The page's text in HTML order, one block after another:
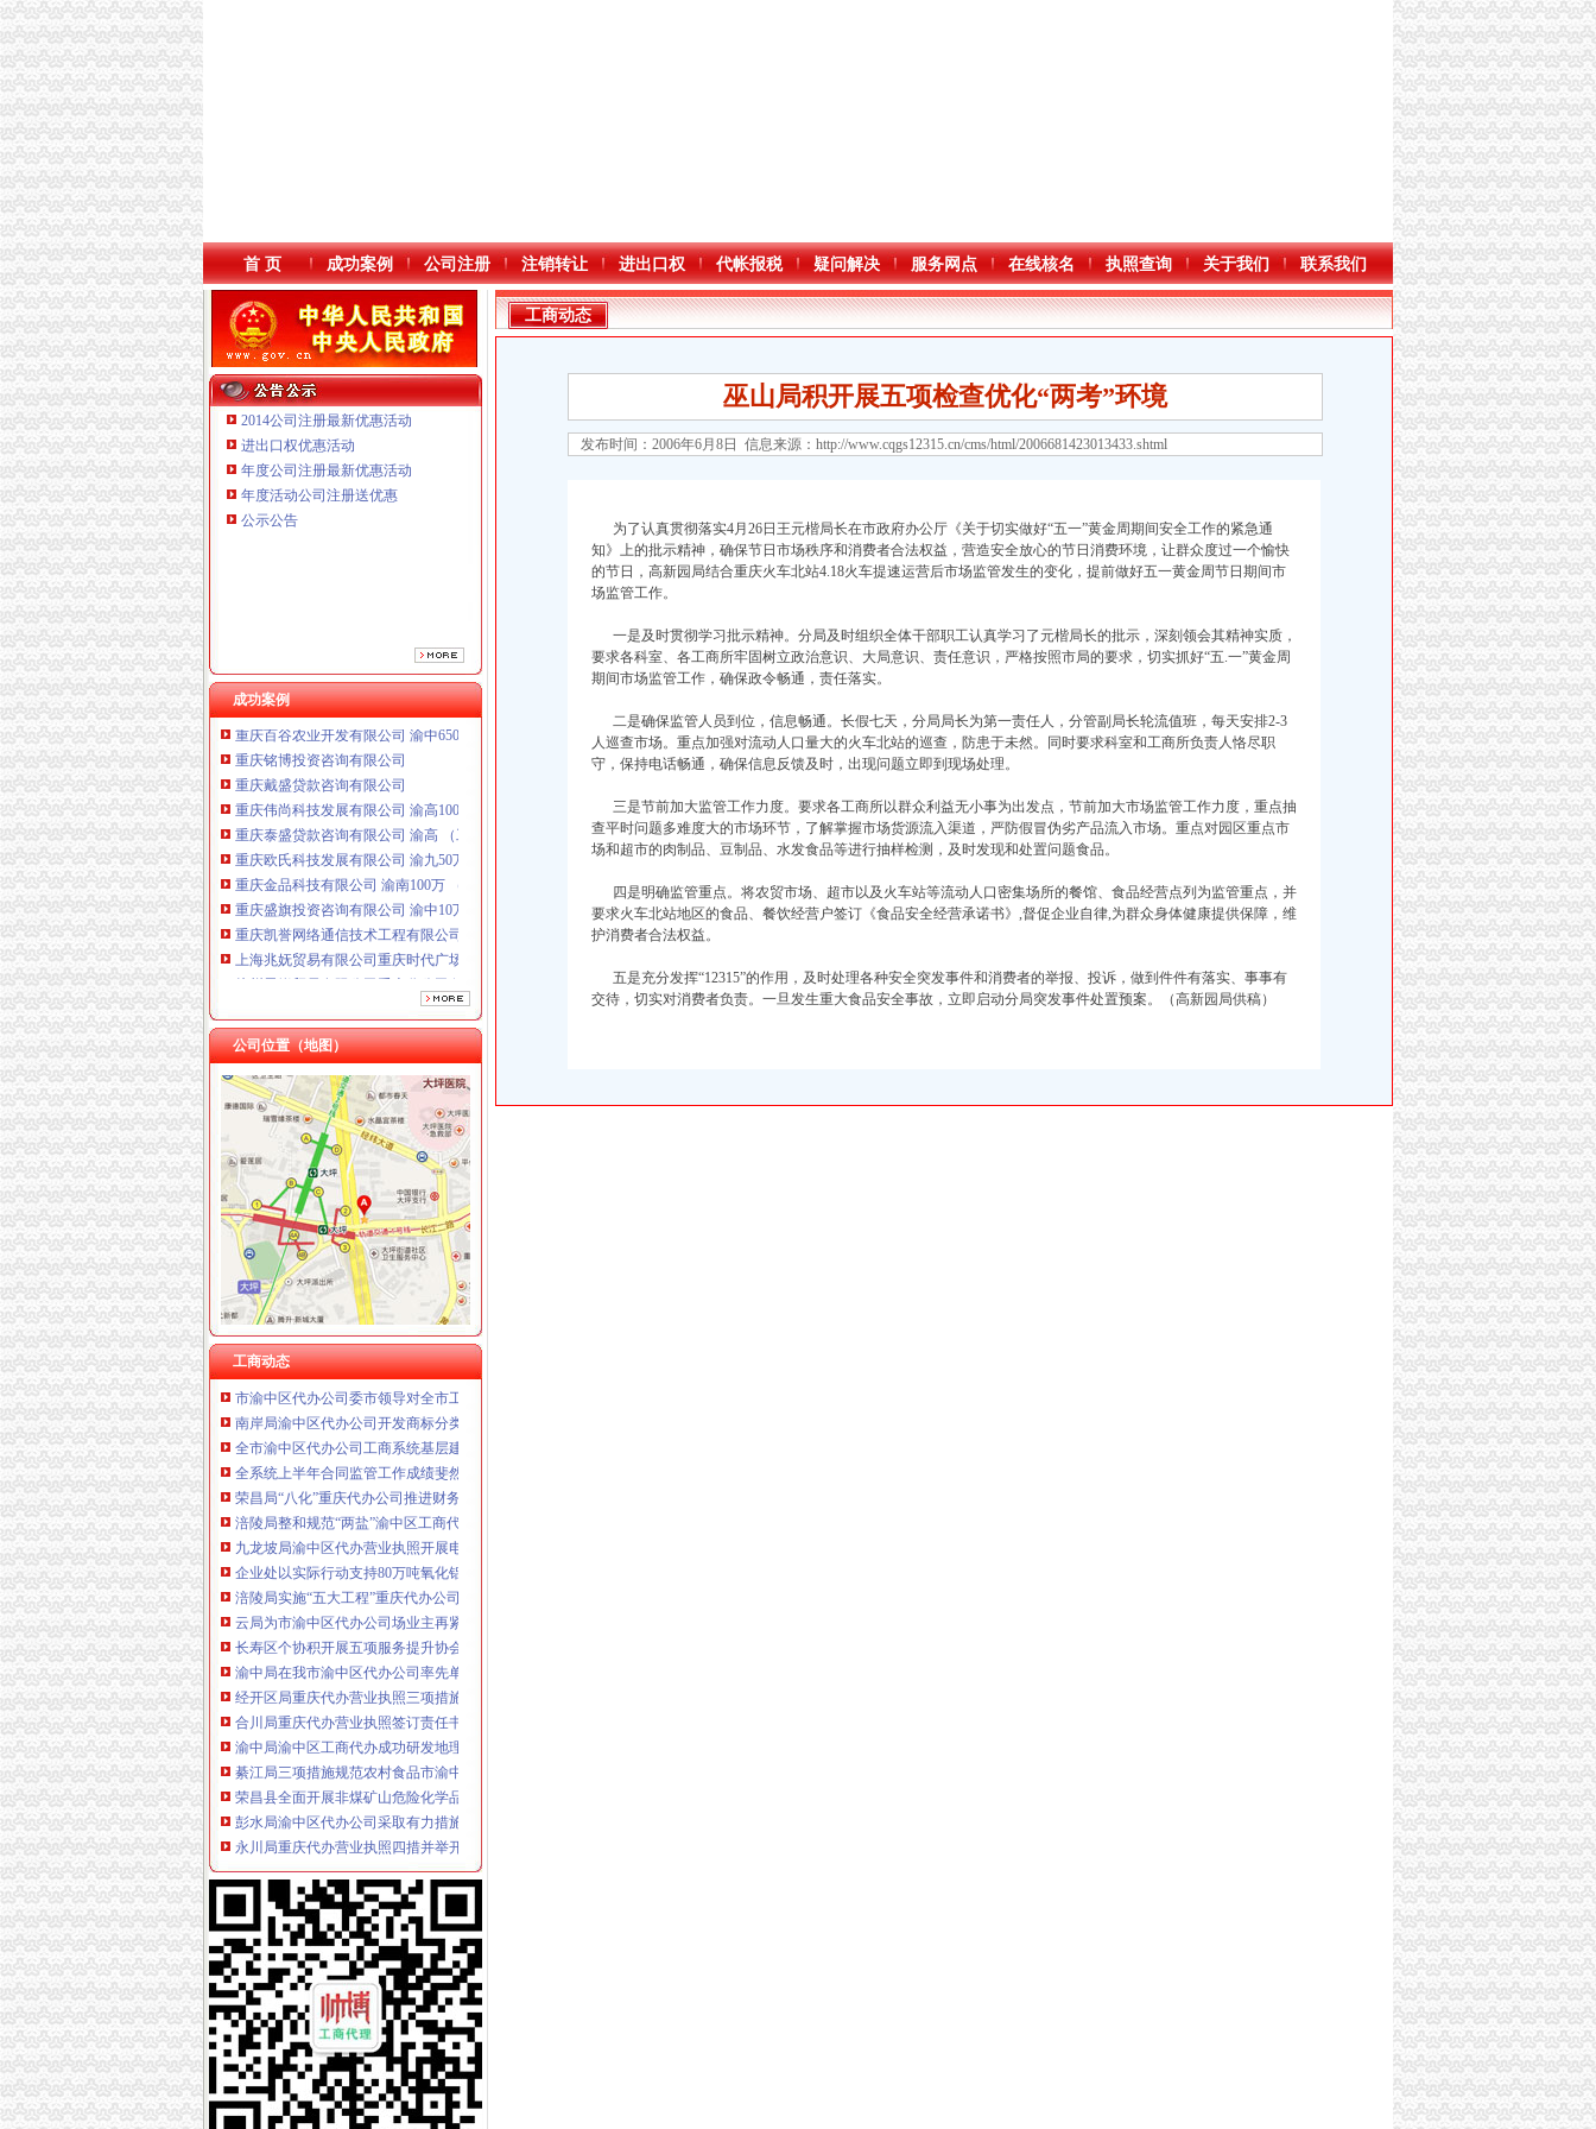
本站导航
首 页 成功案例 公司注册 注销转让 进出口权 代帐报税 疑问解决 服务网点 在线核名 执照查询 关于我们 联系我们
2014公司注册最新优惠活动
进出口权优惠活动
年度公司注册最新优惠活动
年度活动公司注册送优惠
公示公告
成功案例
重庆铭博投资咨询有限公司
重庆戴盛贷款咨询有限公司
重庆伟尚科技发展有限公司 渝高100万 （工商注册）
重庆泰盛贷款咨询有限公司 渝高 （工商注册）
重庆欧氏科技发展有限公司 渝九50万 （进出口权）
重庆金品科技有限公司 渝南100万 （进出口权）
重庆盛旗投资咨询有限公司 渝中10万 （工商注册）
重庆凯誉网络通信技术工程有限公司渝中分公司 （工商注册）
上海兆妩贸易有限公司重庆时代广场分公司 渝中 （工商注册）
杭州思锐贸易有限公司重庆分公司 渝中 （工商注册）
重庆戴盛贷款咨询有限公司
重庆伟尚科技发展有限公司 渝高100万 （工商注册）
重庆泰盛贷款咨询有限公司 渝高 （工商注册）
重庆欧氏科技发展有限公司 渝九50万 （进出口权）
重庆金品科技有限公司 渝南100万 （进出口权）
重庆盛旗投资咨询有限公司 渝中10万 （工商注册）
重庆凯誉网络通信技术工程有限公司渝中分公司 （工商注册）
上海兆妩贸易有限公司重庆时代广场分公司 渝中 （工商注册）
杭州思锐贸易有限公司重庆分公司 渝中 （工商注册）
重庆百谷农业开发有限公司 渝中650万 （注册）
公司位置（地图）
工商动态
工商动态
潼南局双江所通过市重庆代办营业执照级精文明单位复评
汪洋书记对《市重庆代办公司工商局出台12条政策措施支持库区产业发展和移民就业》信息专报作出批示
湖北省工商局刘贤木局长率队到市渝中区工商代办局学习考察
梁平局、消委隆重纪念 “3•15”渝中区代办营业执照活动
市重庆代办公司局办公室四大措施推进信访工作
渝中局渝中区代办公司三项措施作好洪崖洞片区工商登记服务
长寿局五项措施贯彻落实市渝中区代办公司委市领导重要批示
市渝中区代办营业执照局陈速副局长到黔江局检查指导工作
市渝中区代办公司局积发布公益广告塑造工商良好形象
市渝中区代办公司委市领导对全市工商行政管理工作作出重要批示
南岸局渝中区代办公司开发商标分类监管平台系统全面提升商标监管水平
全市渝中区代办公司工商系统基层建设工作呈现五大点
全系统上半年合同监管工作成绩斐然
荣昌局“八化”重庆代办公司推进财务工作制度化规范化
涪陵局整和规范“两盐”渝中区工商代办市场秩序
九龙坡局渝中区代办营业执照开展电子辞典质量监测拓展监管领域
企业处以实际行动支持80万吨氧化铝项目落户重庆
涪陵局实施“五大工程”重庆代办公司推进主义新农村建设见实效
云局为市渝中区代办公司场业主再紧夏季安全弦
长寿区个协积开展五项服务提升协会凝聚力
渝中局在我市渝中区代办公司率先单设合同监督管理科
经开区局重庆代办营业执照三项措施确保3.30工程质量
合川局重庆代办营业执照签订责任书迎接3.30任务检查
渝中局渝中区工商代办成功研发地理信息（GIS）系统
綦江局三项措施规范农村食品市渝中区代办营业执照场
荣昌县全面开展非煤矿山危险化学品安全专项整
彭水局渝中区代办公司采取有力措施确保清理规范食品经营主体资格工作圆满落实
永川局重庆代办营业执照四措并举开展理商业贿赂专项工作初见成效
云局渝中区代办营业执照化措施力保农村食品安全
高新园企业信用促进会获准登记成立
周朝东局长代表市渝中区代办公司局组向新一届机关委提出要求
商标协会深入开展工商转型大讨论
北碚局积参加重点市重庆代办营业执照场周边秩序联合执法
彭水局重庆代办营业执照开展三项整优化中高考环境
经开园局渝中区代办营业执照积筹备成立企业信用促进会
涪陵局渝中区代办营业执照从五个方面贯彻信用信息化建设应用汇报演练会精
梁平局“四规范”渝中区代办营业执照优化高考环境
奉节局渝中区工商代办三项措施加考点周边经营秩序管理
开县临江工商所加市渝中区代办营业执照场监管为高考创造良好环境
渝北局以市渝中区代办公司局观摩会为契机提出七项措施确保大练开展
工商动态
巫山局积开展五项检查优化“两考”环境
发布时间：2006年6月8日 信息来源： http://www.cqgs12315.cn/cms/html/2006681423013433.shtml
为了认真贯彻落实4月26日王元楷局长在市政府办公厅《关于切实做好“五一”黄金周期间安全工作的紧急通
知》上的批示精神，确保节日市场秩序和消费者合法权益，营造安全放心的节日消费环境，让群众度过一个愉快
的节日，高新园局结合重庆火车北站4.18火车提速运营后市场监管发生的变化，提前做好五一黄金周节日期间市
场监管工作。
一是及时贯彻学习批示精神。分局及时组织全体干部职工认真学习了元楷局长的批示，深刻领会其精神实质，
要求各科室、各工商所牢固树立政治意识、大局意识、责任意识，严格按照市局的要求，切实抓好“五.一”黄金周
期间市场监管工作，确保政令畅通，责任落实。
二是确保监管人员到位，信息畅通。长假七天，分局局长为第一责任人，分管副局长轮流值班，每天安排2-3
人巡查市场。重点加强对流动人口量大的火车北站的巡查，防患于未然。同时要求科室和工商所负责人恪尽职
守，保持电话畅通，确保信息反馈及时，出现问题立即到现场处理。
三是节前加大监管工作力度。要求各工商所以群众利益无小事为出发点，节前加大市场监管工作力度，重点抽
查平时问题多难度大的市场环节，了解掌握市场货源流入渠道，严防假冒伪劣产品流入市场。重点对园区重点市
场和超市的肉制品、豆制品、水发食品等进行抽样检测，及时发现和处置问题食品。
四是明确监管重点。将农贸市场、超市以及火车站等流动人口密集场所的餐馆、食品经营点列为监管重点，并
要求火车北站地区的食品、餐饮经营户签订《食品安全经营承诺书》,督促企业自律,为群众身体健康提供保障，维
护消费者合法权益。
五是充分发挥“12315”的作用，及时处理各种安全突发事件和消费者的举报、投诉，做到件件有落实、事事有
交待，切实对消费者负责。一旦发生重大食品安全事故，立即启动分局突发事件处置预案。（高新园局供稿）